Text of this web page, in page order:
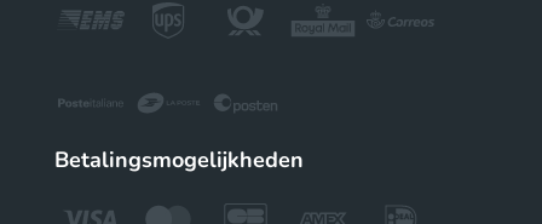
Betalingsmogelijkheden